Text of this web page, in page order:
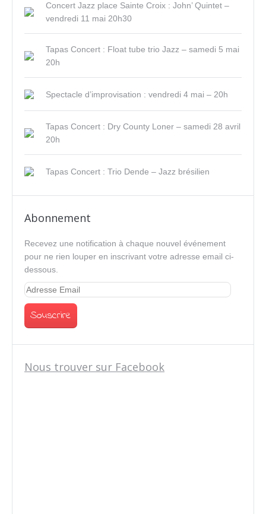
Concert Jazz place Sainte Croix : John’ Quintet –
vendredi 11 mai 20h30
Tapas Concert : Float tube trio Jazz – samedi 5 mai
20h
Spectacle d’improvisation : vendredi 4 mai – 20h
Tapas Concert : Dry County Loner – samedi 28 avril
20h
Tapas Concert : Trio Dende – Jazz brésilien
Abonnement
Recevez une notification à chaque nouvel événement
pour ne rien louper en inscrivant votre adresse email ci-
dessous.
Nous trouver sur Facebook